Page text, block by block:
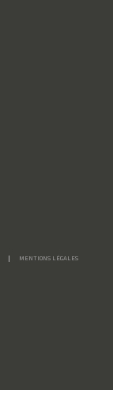
MENTIONS LÉGALES